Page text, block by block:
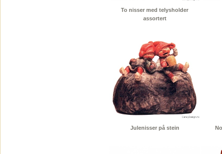
To nisser med telysholder
assortert
Julenisser på stein